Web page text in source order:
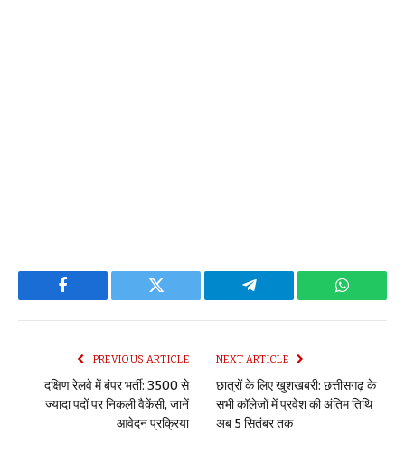
Facebook Twitter Telegram
PREVIOUS ARTICLE
दक्षिण रेलवे में बंपर भर्ती: 3500 से
ज्यादा पदों पर निकली वैकेंसी, जानें
आवेदन प्रक्रिया
NEXT ARTICLE
छात्रों के लिए खुशखबरी: छत्तीसगढ़ के
सभी कॉलेजों में प्रवेश की अंतिम तिथि
अब 5 सितंबर तक